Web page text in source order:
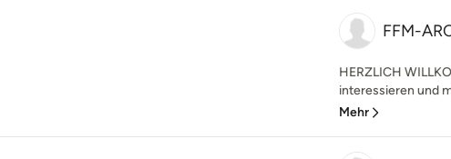
FFM-
HERZLICH
interessieren und
Mehr